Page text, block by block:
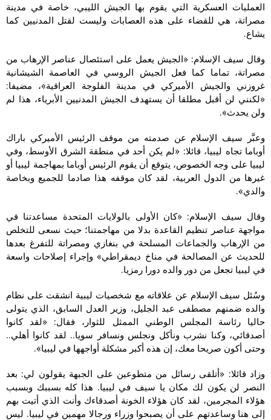
العمليات العسكرية التي يقوم بها الجيش الليبي، خاصة في مدينة
مصراتة، هي للقضاء على هذه العصابات وليست لقتل المدنيين كما
يشاع.
وقال سيف الإسلام: «الجيش يعمل على استئصال عناصر الإرهاب من
مصراتة، تماما كما فعل الجيش الروسي في العاصمة الشيشانية
غروزني والجيش الأميركي في مدينة الفلوجة العراقية»، مضيفا:
«لكنني لن أقبل مطلقا أن يستهدف الجيش المدنيين الأبرياء، هذا لم
ولن يحدث».
وعبَّر سيف الإسلام عن صدمته من موقف الرئيس الأميركي باراك
أوباما تجاه ليبيا، قائلا: «لم يكن أحد في منطقة الشرق الأوسط، وفي
ليبيا على وجه الخصوص، يتوقع أن يقوم الرئيس أوباما بمهاجمة ليبيا أو
غيرها من الدول العربية، لقد كان موقفه هذا صادما للجميع وبخاصة
والدي».
وقال سيف الإسلام: «كان الأولى بالولايات المتحدة مساعدتنا في
مواجهة عناصر تنظيم القاعدة بدلا من مهاجمتنا؛ حيث نسعى للتخلص
من الإرهاب والجماعات المسلحة في بنغازي ومصراتة للتفرغ بعدها
للحديث عن المصالحة في مناخ ديمقراطي» وإجراء إصلاحات واسعة
في ليبيا تجعل من دور والده دورا رمزيا.
وسُئل سيف الإسلام عن علاقاته مع شخصيات ليبية انشقت على نظام
والده ضمنهم مصطفى عبد الجليل، وزير العدل السابق، الذي يتولى
حاليا رئاسة المجلس الوطني الممثل للثوار، فقال: «لقد كانوا
أصدقائي، وكنا نشرب ونأكل ونجلس ونسافر سويا.. لقد كانوا أهلي..
وحتى أكون صريحا معك، إن هذه أكبر مشكلة أواجهها في ليبيا».
وزاد قائلا: «أتلقى رسائل من متطوعين على الجبهة يقولون لي: بعد
النصر لن يكون لك مكان يا سيف في ليبيا. هذا كله بسببك وبسبب
هؤلاء المجرمين، لقد كان هؤلاء الخونة أصدقاءك وأنت الذي أتيت بهم
إلى هنا وساعدتهم على أن يصبحوا وزراء ورجالا مهمين في ليبيا. ليس